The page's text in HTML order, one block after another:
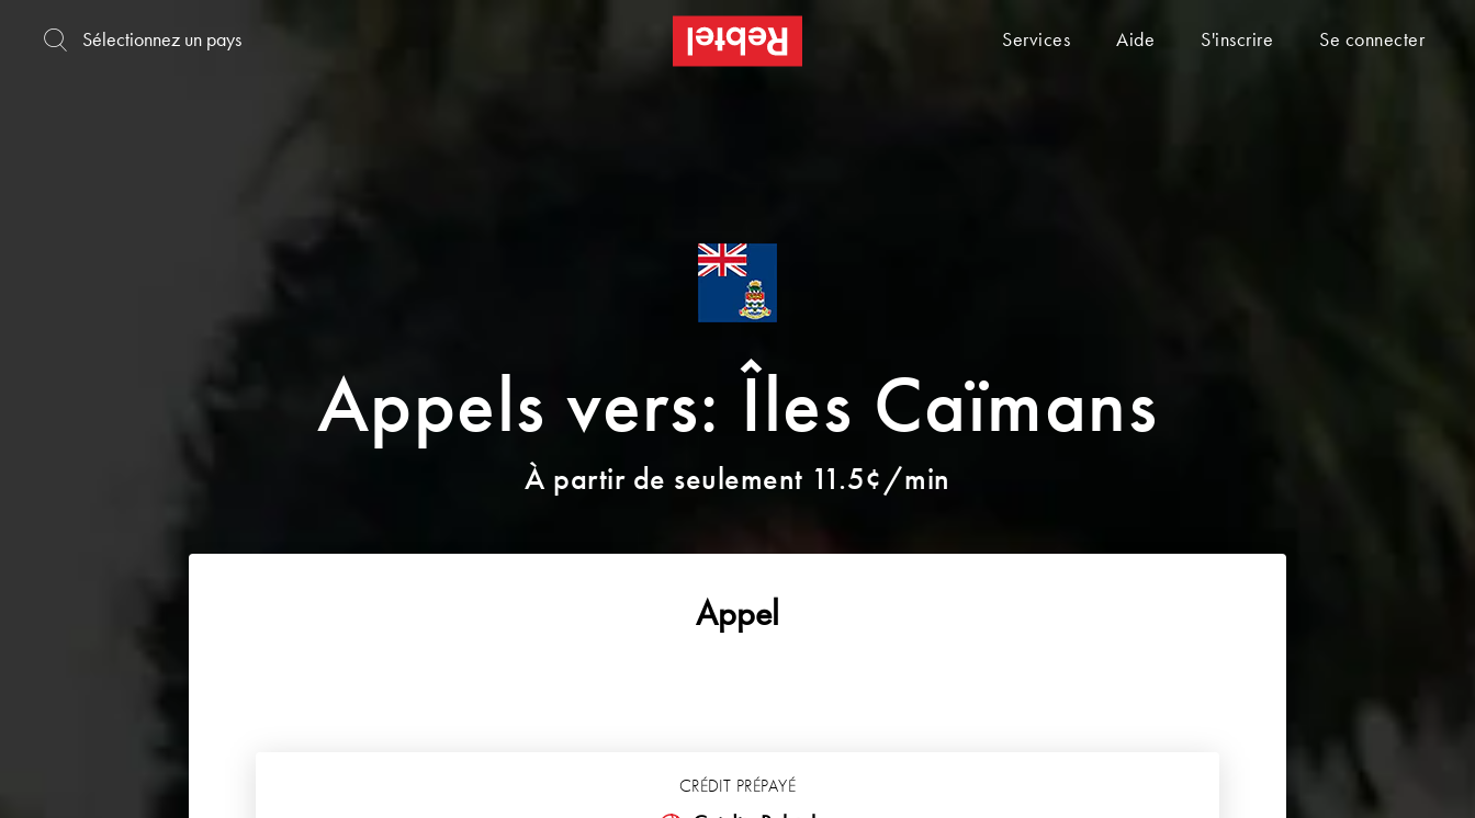
Services Aide S'inscrire Se connecter
Appels vers: Îles Caïmans
À partir de seulement 11.5¢/min
Appel
CRÉDIT PRÉPAYÉ